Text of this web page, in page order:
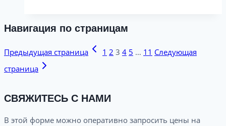
Навигация по страницам
Предыдущая страница 1 2 3 4 5 … 11 Следующая
страница
СВЯЖИТЕСЬ С НАМИ
В этой форме можно оперативно запросить цены на